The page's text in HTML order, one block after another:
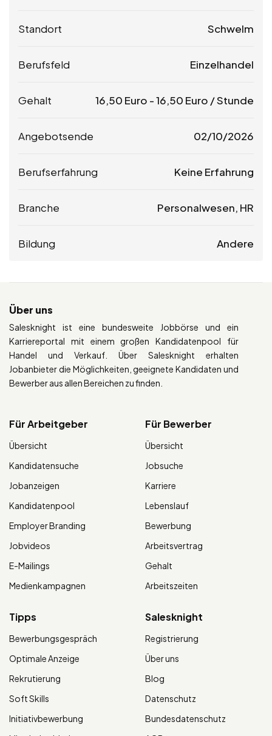
Standort Schwelm
Berufsfeld Einzelhandel
Gehalt 16,50 Euro -16,50 Euro / Stunde
Angebotsende 02/10/2026
Berufserfahrung Keine Erfahrung
Branche Personalwesen, HR
Bildung Andere
Über uns
Salesknight ist eine bundesweite Jobbörse und ein
Karriereportal mit einem großen Kandidatenpool für
Handel und Verkauf. Über Salesknight erhalten
Jobanbieter die Möglichkeiten, geeignete Kandidaten und
Bewerber aus allen Bereichen zu finden.
Für Arbeitgeber
Übersicht
Kandidatensuche
Jobanzeigen
Kandidatenpool
Employer Branding
Jobvideos
E-Mailings
Medienkampagnen
Für Bewerber
Übersicht
Jobsuche
Karriere
Lebenslauf
Bewerbung
Arbeitsvertrag
Gehalt
Arbeitszeiten
Tipps
Bewerbungsgespräch
Optimale Anzeige
Rekrutierung
Soft Skills
Initiativbewerbung
Salesknight
Registrierung
Über uns
Blog
Datenschutz
Bundesdatenschutz